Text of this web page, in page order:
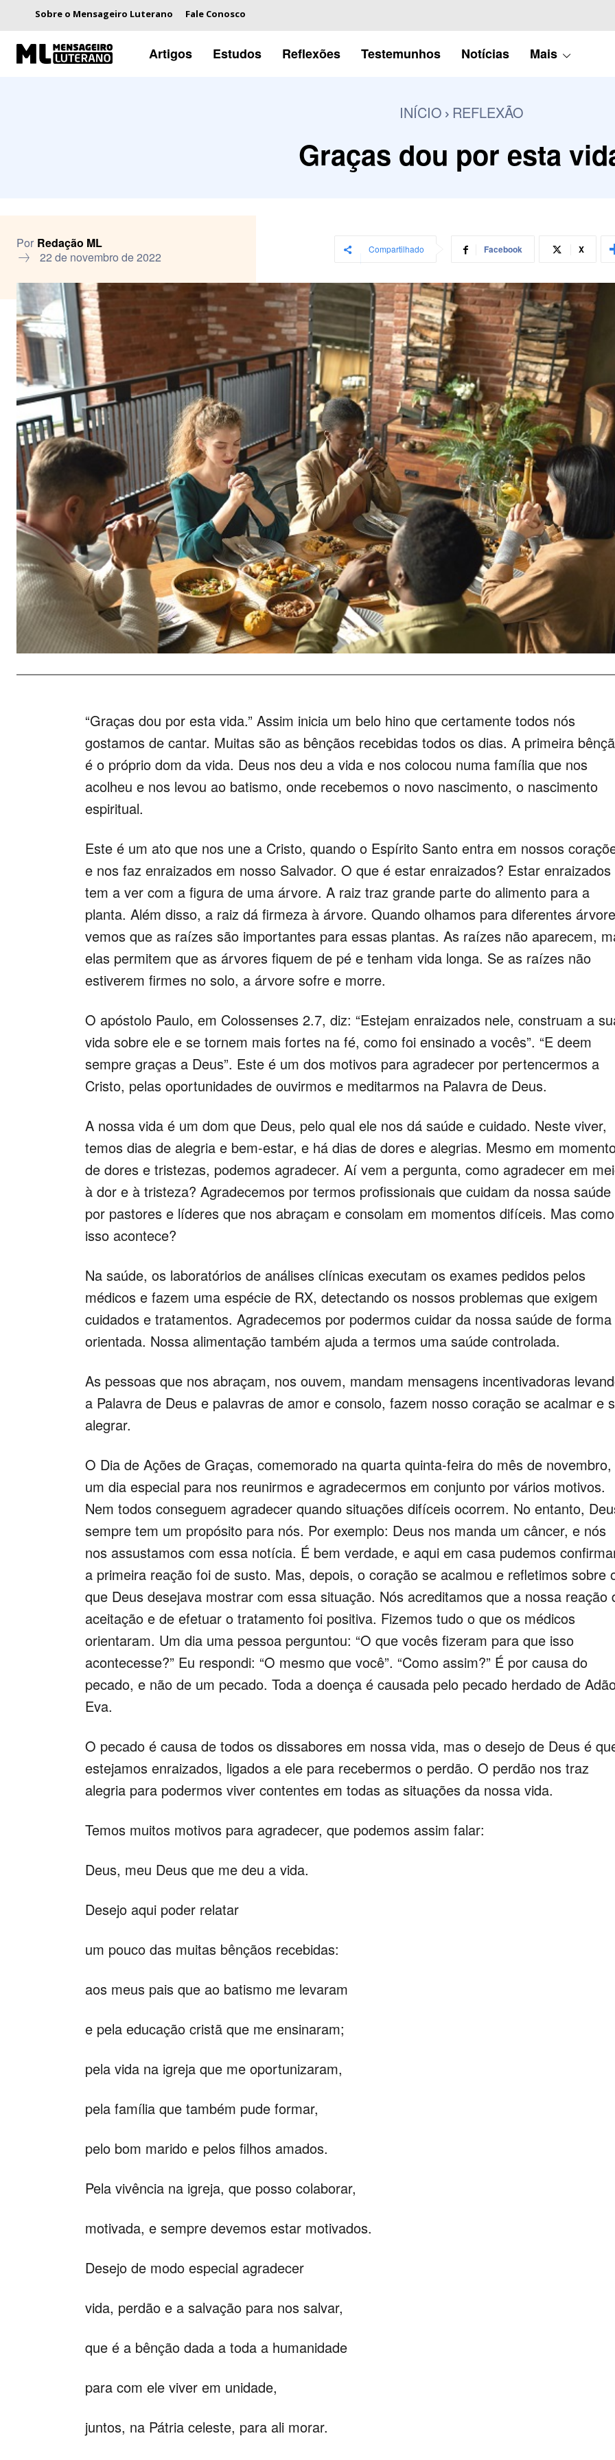
Sobre o Mensageiro Luterano Fale Conosco
Artigos Estudos Reflexões Testemunhos Notícias Mais
INÍCIO REFLEXÃO
Graças dou por esta
Por Redação ML
22 de novembro de 2022
Compartilhado Facebook X
“Graças dou por esta vida.” Assim inicia um belo hino que certamente todos nós
gostamos de cantar. Muitas são as bênçãos recebidas todos os dias. A primeira
é o próprio dom da vida. Deus nos deu a vida e nos colocou numa família que nos
acolheu e nos levou ao batismo, onde recebemos o novo nascimento, o nascimento
espiritual.
Este é um ato que nos une a Cristo, quando o Espírito Santo entra em nossos
e nos faz enraizados em nosso Salvador. O que é estar enraizados? Estar enraizados
tem a ver com a figura de uma árvore. A raiz traz grande parte do alimento para a
planta. Além disso, a raiz dá firmeza à árvore. Quando olhamos para diferentes
vemos que as raízes são importantes para essas plantas. As raízes não aparecem,
elas permitem que as árvores fiquem de pé e tenham vida longa. Se as raízes não
estiverem firmes no solo, a árvore sofre e morre.
O apóstolo Paulo, em Colossenses 2.7, diz: “Estejam enraizados nele, construam a
vida sobre ele e se tornem mais fortes na fé, como foi ensinado a vocês”. “E deem
sempre graças a Deus”. Este é um dos motivos para agradecer por pertencermos a
Cristo, pelas oportunidades de ouvirmos e meditarmos na Palavra de Deus.
A nossa vida é um dom que Deus, pelo qual ele nos dá saúde e cuidado. Neste viver,
temos dias de alegria e bem-estar, e há dias de dores e alegrias. Mesmo em
de dores e tristezas, podemos agradecer. Aí vem a pergunta, como agradecer em
à dor e à tristeza? Agradecemos por termos profissionais que cuidam da nossa saúde
por pastores e líderes que nos abraçam e consolam em momentos difíceis. Mas como
isso acontece?
Na saúde, os laboratórios de análises clínicas executam os exames pedidos pelos
médicos e fazem uma espécie de RX, detectando os nossos problemas que exigem
cuidados e tratamentos. Agradecemos por podermos cuidar da nossa saúde de forma
orientada. Nossa alimentação também ajuda a termos uma saúde controlada.
As pessoas que nos abraçam, nos ouvem, mandam mensagens incentivadoras
a Palavra de Deus e palavras de amor e consolo, fazem nosso coração se acalmar e
alegrar.
O Dia de Ações de Graças, comemorado na quarta quinta-feira do mês de
um dia especial para nos reunirmos e agradecermos em conjunto por vários motivos.
Nem todos conseguem agradecer quando situações difíceis ocorrem. No entanto,
sempre tem um propósito para nós. Por exemplo: Deus nos manda um câncer, e nós
nos assustamos com essa notícia. É bem verdade, e aqui em casa pudemos
a primeira reação foi de susto. Mas, depois, o coração se acalmou e refletimos sobre
que Deus desejava mostrar com essa situação. Nós acreditamos que a nossa reação
aceitação e de efetuar o tratamento foi positiva. Fizemos tudo o que os médicos
orientaram. Um dia uma pessoa perguntou: “O que vocês fizeram para que isso
acontecesse?” Eu respondi: “O mesmo que você”. “Como assim?” É por causa do
pecado, e não de um pecado. Toda a doença é causada pelo pecado herdado de
Eva.
O pecado é causa de todos os dissabores em nossa vida, mas o desejo de Deus é
estejamos enraizados, ligados a ele para recebermos o perdão. O perdão nos traz
alegria para podermos viver contentes em todas as situações da nossa vida.
Temos muitos motivos para agradecer, que podemos assim falar:
Deus, meu Deus que me deu a vida.
Desejo aqui poder relatar
um pouco das muitas bênçãos recebidas:
aos meus pais que ao batismo me levaram
e pela educação cristã que me ensinaram;
pela vida na igreja que me oportunizaram,
pela família que também pude formar,
pelo bom marido e pelos filhos amados.
Pela vivência na igreja, que posso colaborar,
motivada, e sempre devemos estar motivados.
Desejo de modo especial agradecer
vida, perdão e a salvação para nos salvar,
que é a bênção dada a toda a humanidade
para com ele viver em unidade,
juntos, na Pátria celeste, para ali morar.